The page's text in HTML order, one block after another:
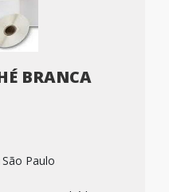
BRANCA
Paulo